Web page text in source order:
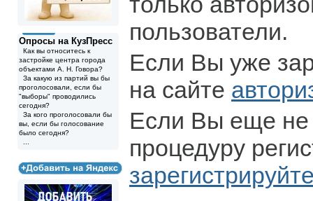
Опросы на КузПресс
Как вы относитесь к
застройке центра города
объектами А. Н. Говора?
За какую из партий вы бы
проголосовали, если бы
"выборы" проводились
сегодня?
За кого проголосовали бы
вы, если бы голосование
было сегодня?
пользователи.
Если Вы уже
на сайте
Если Вы еще не
процедуру